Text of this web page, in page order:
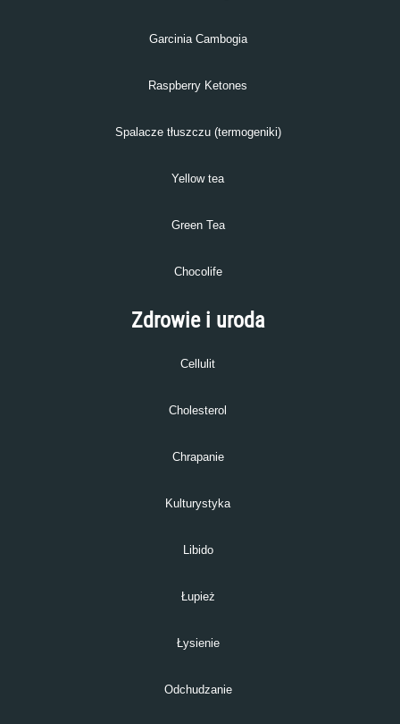
Garcinia Cambogia
Raspberry Ketones
Spalacze tłuszczu (termogeniki)
Yellow tea
Green Tea
Chocolife
Zdrowie i uroda
Cellulit
Cholesterol
Chrapanie
Kulturystyka
Libido
Łupież
Łysienie
Odchudzanie